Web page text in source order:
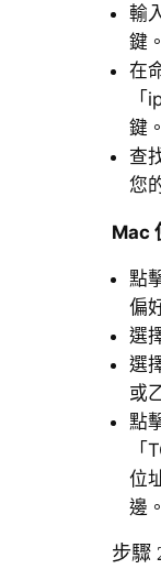
輸
鍵。
在
鍵。
查
您
Mac
點
偏
選
選
或
點
位
邊。
步驟